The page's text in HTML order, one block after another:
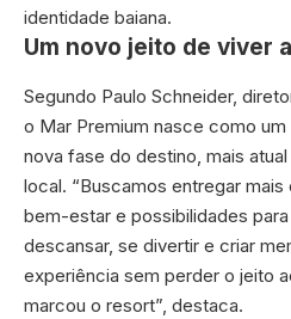
identidade baiana.
Um novo jeito de viver
Segundo Paulo Schneider,
o Mar Premium nasce como
nova fase do destino, mais
local. “Buscamos entregar
bem-estar e possibilidades
descansar, se divertir e criar
experiência sem perder o jeito
marcou o resort”, destaca.